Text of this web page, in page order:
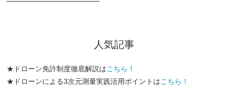
人気記事
★ドローン免許制度徹底解説はこちら！
★ドローンによる3次元測量実践活用ポイントはこちら！